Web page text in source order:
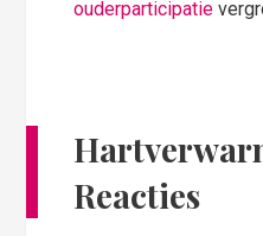
ouderparticipatie
Reacties